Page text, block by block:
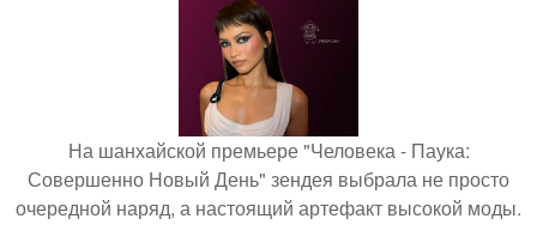
На шанхайской премьере "Человека - Паука:
Совершенно Новый День" зендея выбрала не просто
очередной наряд, а настоящий артефакт высокой моды.